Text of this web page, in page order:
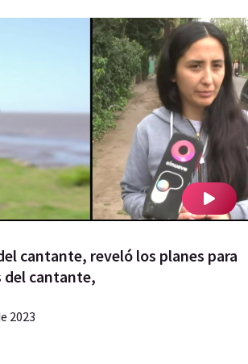
cantante, reveló los planes para
del cantante,
2023